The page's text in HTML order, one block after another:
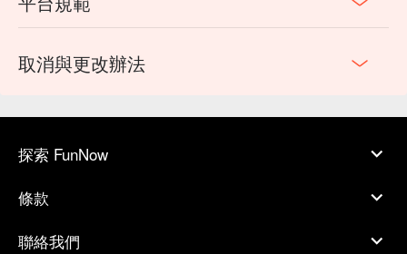
取消與更改辦法
探索 FunNow
條款
聯絡我們